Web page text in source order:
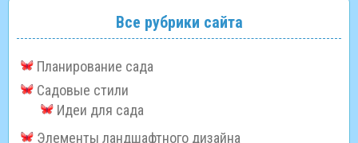
Все рубрики сайта
Планирование сада
Садовые стили
Идеи для сада
Элементы ландшафтного дизайна